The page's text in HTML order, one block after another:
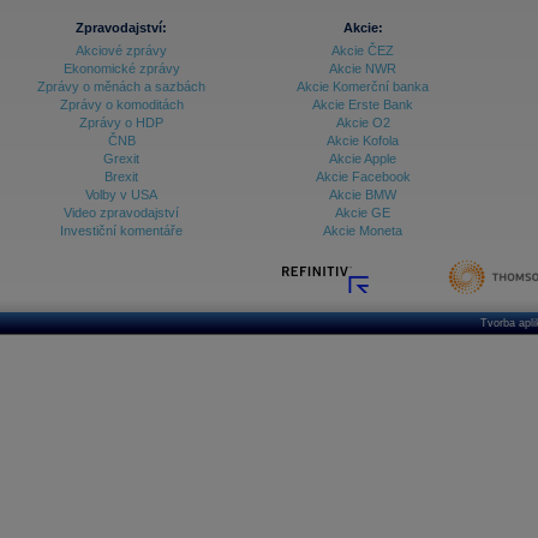
Zpravodajství:
Akciové zprávy
Ekonomické zprávy
Zprávy o měnách a sazbách
Zprávy o komoditách
Zprávy o HDP
ČNB
Grexit
Brexit
Volby v USA
Video zpravodajství
Investiční komentáře
Akcie:
Akcie ČEZ
Akcie NWR
Akcie Komerční banka
Akcie Erste Bank
Akcie O2
Akcie Kofola
Akcie Apple
Akcie Facebook
Akcie BMW
Akcie GE
Akcie Moneta
Tvorba